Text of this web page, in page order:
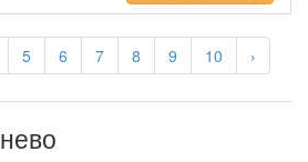
5 6 7 8 9 10 ›